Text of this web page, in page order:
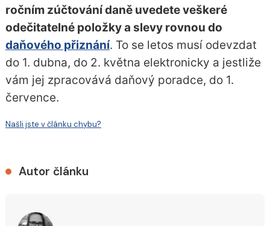
ročním zúčtování daně uvedete veškeré
odečitatelné položky a slevy rovnou do
daňového přiznání. To se letos musí odevzdat
do 1. dubna, do 2. května elektronicky a jestliže
vám jej zpracovává daňový poradce, do 1.
července.
Našli jste v článku chybu?
Autor článku